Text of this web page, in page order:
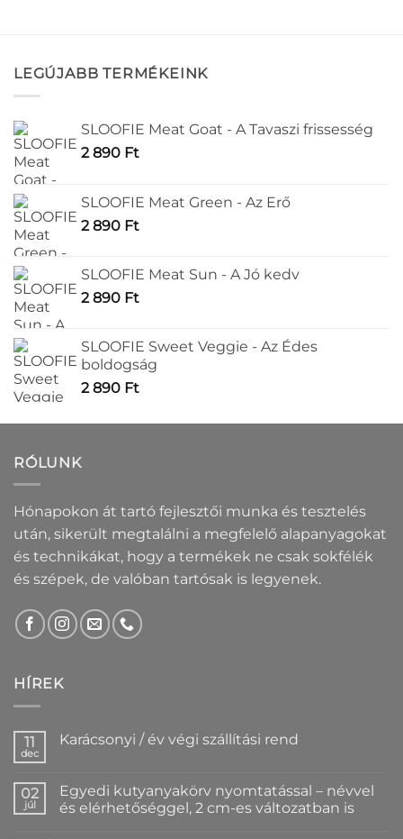
LEGÚJABB TERMÉKEINK
SLOOFIE Meat Goat - A Tavaszi frissesség
2 890 Ft
SLOOFIE Meat Green - Az Erő
2 890 Ft
SLOOFIE Meat Sun - A Jó kedv
2 890 Ft
SLOOFIE Sweet Veggie - Az Édes
boldogság
2 890 Ft
RÓLUNK
Hónapokon át tartó fejlesztői munka és tesztelés
után, sikerült megtalálni a megfelelő alapanyagokat
és technikákat, hogy a termékek ne csak sokfélék
és szépek, de valóban tartósak is legyenek.
HÍREK
11
dec
Karácsonyi / év végi szállítási rend
Karácsonyi
év
02
júl
Egyedi kutyanyakörv nyomtatással – névvel
és elérhetőséggel, 2 cm-es változatban is